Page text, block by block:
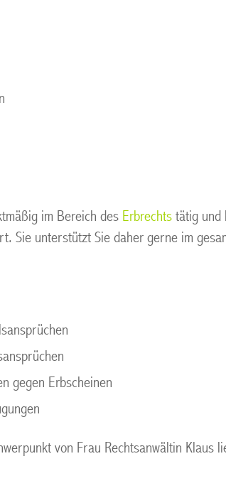
im Bereich des Erbrechts tätig und
Sie unterstützt Sie daher gerne im
gegen Erbscheinen
von Frau Rechtsanwältin Klaus